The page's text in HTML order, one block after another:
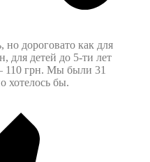
но дороговато как для
для детей до 5-ти лет
110 грн. Мы были 31
хотелось бы.